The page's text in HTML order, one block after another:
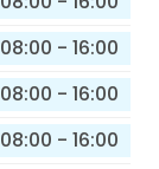
08:00 - 16:00
08:00 - 16:00
08:00 - 16:00